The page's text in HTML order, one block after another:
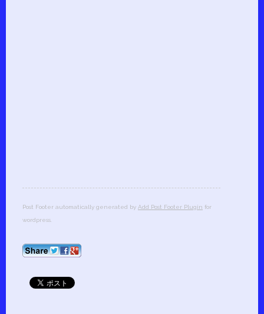
Post Footer automatically generated by Add Post Footer Plugin for
wordpress.